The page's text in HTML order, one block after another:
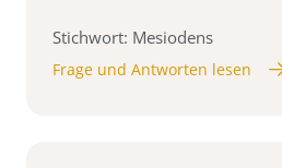
Stichwort: Mesiodens
Frage und Antworten lesen